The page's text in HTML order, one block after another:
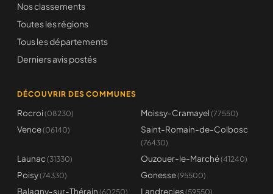
Nos classements
Toutes les régions
Tous les départements
Derniers avis postés
DÉCOUVRIR DES COMMUNES
Rocroi (08230) Moissy-Cramayel (77550)
Vence(06140) Saint-Romain-de-Colbosc
(76430)
Launac (31330) Ouzouer-le-Marché(41240)
Poisy(74330) Gonesse(95500)
Balagny-sur-Thérain (60250) Landrecies (59550)